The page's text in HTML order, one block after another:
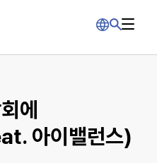
에
아이밸런스)